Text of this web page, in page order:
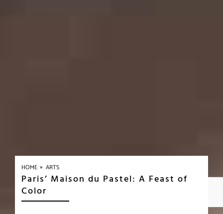
HOME » ARTS
Paris’ Maison du Pastel: A Feast of
Color